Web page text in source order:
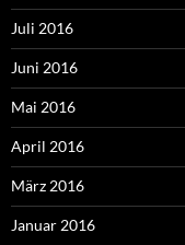
Juli 2016
Juni 2016
Mai 2016
April 2016
März 2016
Januar 2016